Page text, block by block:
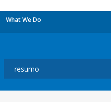
What We Do